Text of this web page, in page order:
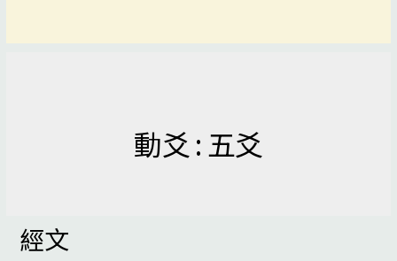
動爻 : 五爻
經文